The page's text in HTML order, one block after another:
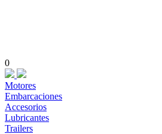
0
Motores
Embarcaciones
Accesorios
Lubricantes
Trailers